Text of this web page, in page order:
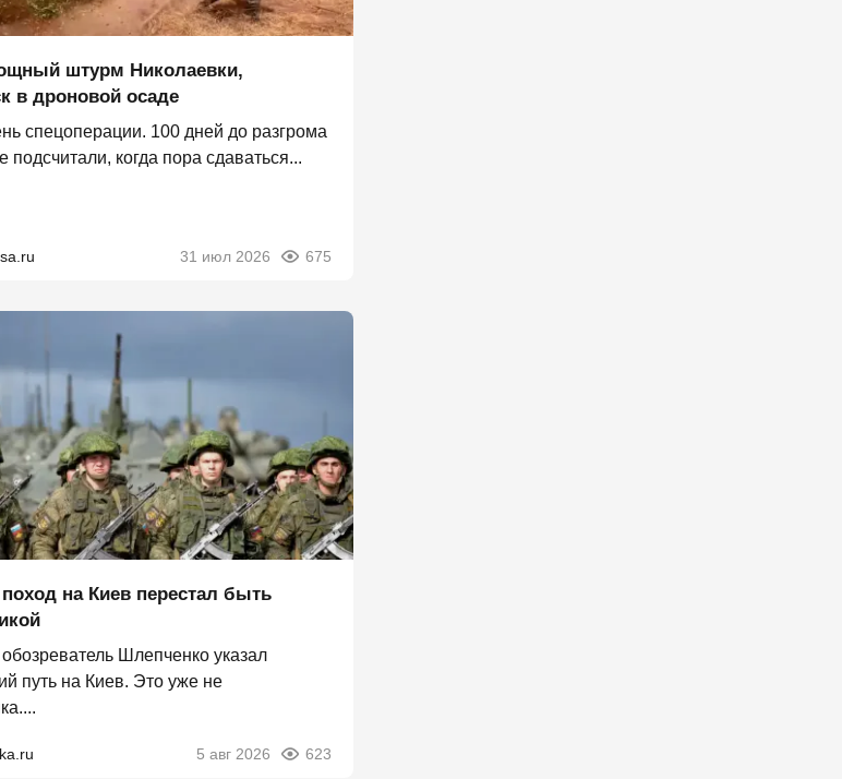
штурм Николаевки,
в дроновой осаде
спецоперации. 100 дней до разгрома
когда пора сдаваться...
31 июл 2026 675
на Киев перестал быть
Шлепченко указал
путь на Киев. Это уже не
5 авг 2026 623